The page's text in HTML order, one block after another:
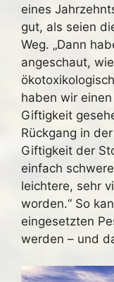
eines
gut, als seien
Weg. „Dann
angeschaut,
haben wir
Giftigkeit
Rückgang in
Giftigkeit der
einfach
leichtere, sehr
worden.“ So
eingesetzten
werden – und